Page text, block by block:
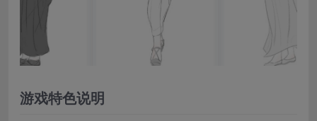
游戏特色说明